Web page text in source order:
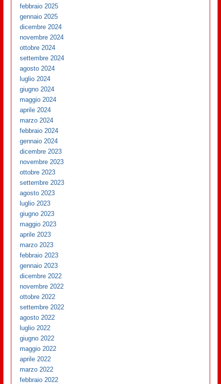
febbraio 2025
gennaio 2025
dicembre 2024
novembre 2024
ottobre 2024
settembre 2024
agosto 2024
luglio 2024
giugno 2024
maggio 2024
aprile 2024
marzo 2024
febbraio 2024
gennaio 2024
dicembre 2023
novembre 2023
ottobre 2023
settembre 2023
agosto 2023
luglio 2023
giugno 2023
maggio 2023
aprile 2023
marzo 2023
febbraio 2023
gennaio 2023
dicembre 2022
novembre 2022
ottobre 2022
settembre 2022
agosto 2022
luglio 2022
giugno 2022
maggio 2022
aprile 2022
marzo 2022
febbraio 2022